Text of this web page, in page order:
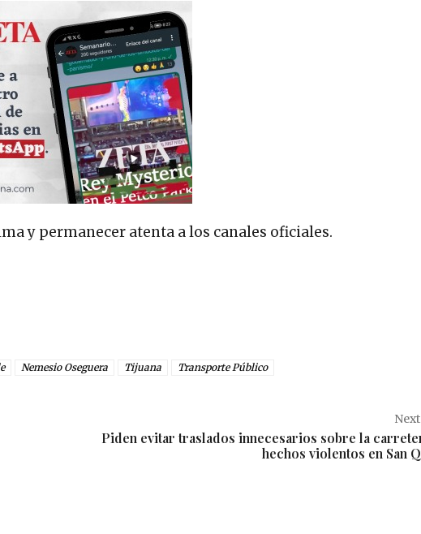
y permanecer atenta a los canales oficiales.
Nemesio Oseguera Tijuana Transporte Público
Piden evitar traslados innecesarios sobre la
hechos violentos en San